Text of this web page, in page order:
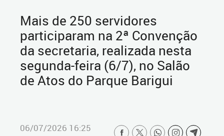
Mais de 250 servidores
participaram na 2ª Convenção
da secretaria, realizada nesta
segunda-feira (6/7), no Salão
de Atos do Parque Barigui
06/07/2026 16:25